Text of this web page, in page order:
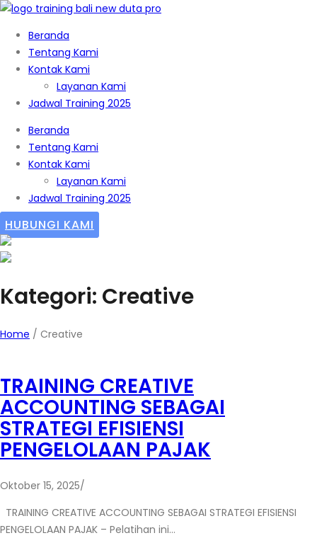
Beranda
Tentang Kami
Kontak Kami
Layanan Kami
Jadwal Training 2025
Beranda
Tentang Kami
Kontak Kami
Layanan Kami
Jadwal Training 2025
HUBUNGI KAMI
Kategori: Creative
Home / Creative
TRAINING CREATIVE
ACCOUNTING SEBAGAI
STRATEGI EFISIENSI
PENGELOLAAN PAJAK
Oktober 15, 2025/
TRAINING CREATIVE ACCOUNTING SEBAGAI STRATEGI EFISIENSI
PENGELOLAAN PAJAK – Pelatihan ini…